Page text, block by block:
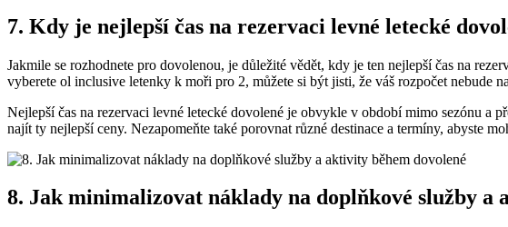
7. Kdy je nejlepší ⁤čas na rezervaci ‍levné letecké
Jakmile se rozhodnete pro dovolenou, je důležité vědět, kdy je ten nejlepší ⁢čas na
vyberete ol inclusive⁣ letenky k moři pro 2, můžete si být jisti, že váš rozpočet nebude
Nejlepší čas na rezervaci levné letecké dovolené je ‌obvykle v období ⁤mimo sezónu a
najít ty nejlepší‌ ceny. Nezapomeňte také porovnat různé destinace⁤ a termíny, abyste
8. Jak minimalizovat ‌náklady ⁤na doplňkové služby a